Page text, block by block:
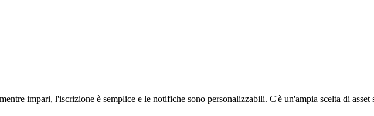
impari, l'iscrizione è semplice e le notifiche sono personalizzabili. C'è un'ampia scelta di asset